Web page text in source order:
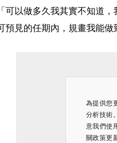
為提供您
分析技術
意我們使
關政策更
可以做多久我其實不知道
預見的任期內，規畫我能做